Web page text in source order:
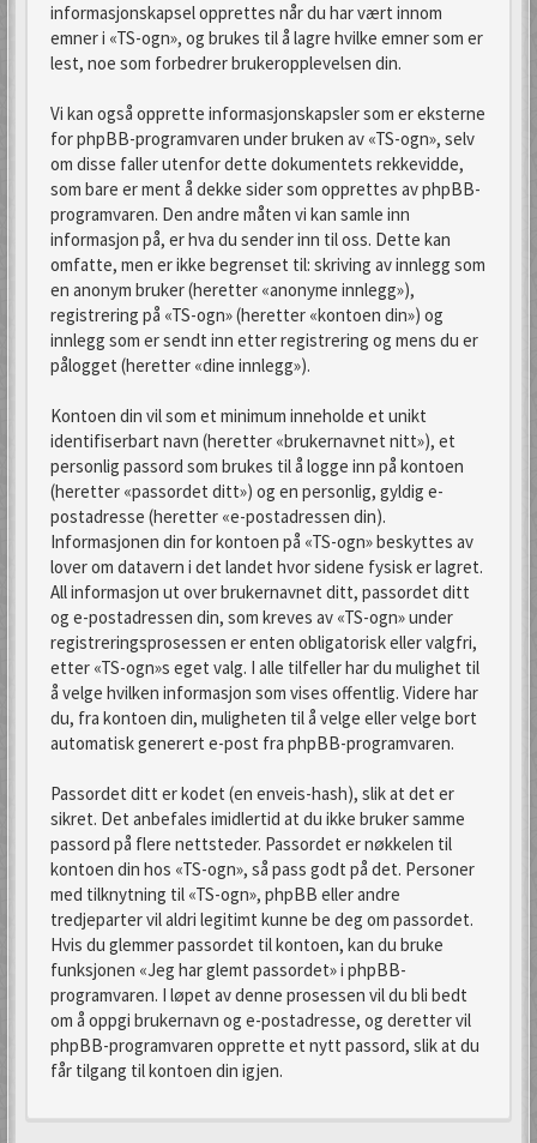
informasjonskapsel opprettes når du har vært innom
emner i «TS-ogn», og brukes til å lagre hvilke emner som er
lest, noe som forbedrer brukeropplevelsen din.
Vi kan også opprette informasjonskapsler som er eksterne
for phpBB-programvaren under bruken av «TS-ogn», selv
om disse faller utenfor dette dokumentets rekkevidde,
som bare er ment å dekke sider som opprettes av phpBB-
programvaren. Den andre måten vi kan samle inn
informasjon på, er hva du sender inn til oss. Dette kan
omfatte, men er ikke begrenset til: skriving av innlegg som
en anonym bruker (heretter «anonyme innlegg»),
registrering på «TS-ogn» (heretter «kontoen din») og
innlegg som er sendt inn etter registrering og mens du er
pålogget (heretter «dine innlegg»).
Kontoen din vil som et minimum inneholde et unikt
identifiserbart navn (heretter «brukernavnet nitt»), et
personlig passord som brukes til å logge inn på kontoen
(heretter «passordet ditt») og en personlig, gyldig e-
postadresse (heretter «e-postadressen din).
Informasjonen din for kontoen på «TS-ogn» beskyttes av
lover om datavern i det landet hvor sidene fysisk er lagret.
All informasjon ut over brukernavnet ditt, passordet ditt
og e-postadressen din, som kreves av «TS-ogn» under
registreringsprosessen er enten obligatorisk eller valgfri,
etter «TS-ogn»s eget valg. I alle tilfeller har du mulighet til
å velge hvilken informasjon som vises offentlig. Videre har
du, fra kontoen din, muligheten til å velge eller velge bort
automatisk generert e-post fra phpBB-programvaren.
Passordet ditt er kodet (en enveis-hash), slik at det er
sikret. Det anbefales imidlertid at du ikke bruker samme
passord på flere nettsteder. Passordet er nøkkelen til
kontoen din hos «TS-ogn», så pass godt på det. Personer
med tilknytning til «TS-ogn», phpBB eller andre
tredjeparter vil aldri legitimt kunne be deg om passordet.
Hvis du glemmer passordet til kontoen, kan du bruke
funksjonen «Jeg har glemt passordet» i phpBB-
programvaren. I løpet av denne prosessen vil du bli bedt
om å oppgi brukernavn og e-postadresse, og deretter vil
phpBB-programvaren opprette et nytt passord, slik at du
får tilgang til kontoen din igjen.